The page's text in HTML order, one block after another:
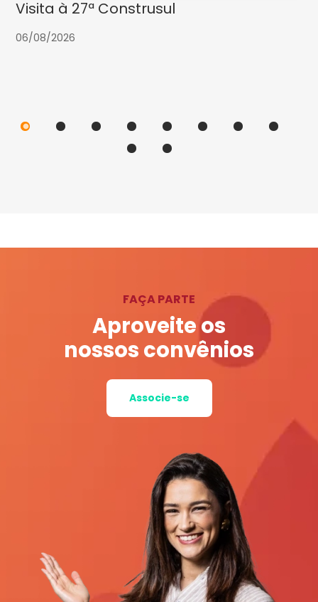
Visita à 27ª Construsul
06/08/2026
FAÇA PARTE
Aproveite os
nossos convênios
Associe-se